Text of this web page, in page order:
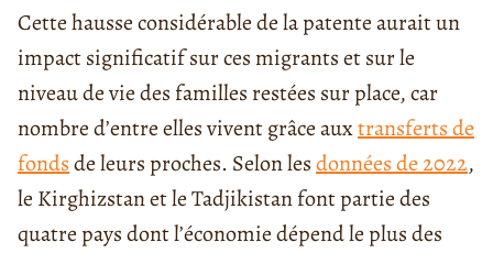
Cette hausse considérable de la patente aurait un
impact significatif sur ces migrants et sur le
niveau de vie des familles restées sur place, car
nombre d’entre elles vivent grâce auxtransferts de
fondsde leurs proches. Selon lesdonnées de 2022,
le Kirghizstan et le Tadjikistan font partie des
quatre pays dont l’économie dépend le plus des